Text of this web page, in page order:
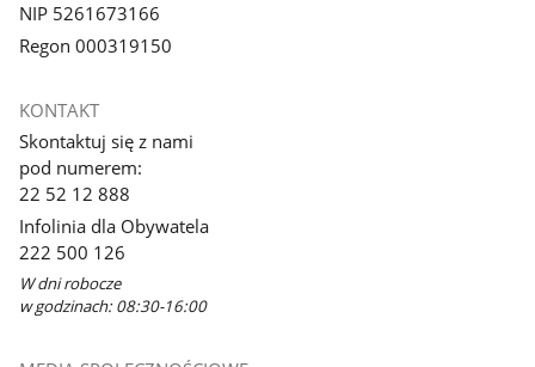
NIP 5261673166
Regon 000319150
KONTAKT
Skontaktuj się z nami
pod numerem:
22 52 12 888
Infolinia dla Obywatela
222 500 126
W dni robocze
w godzinach: 08:30-16:00